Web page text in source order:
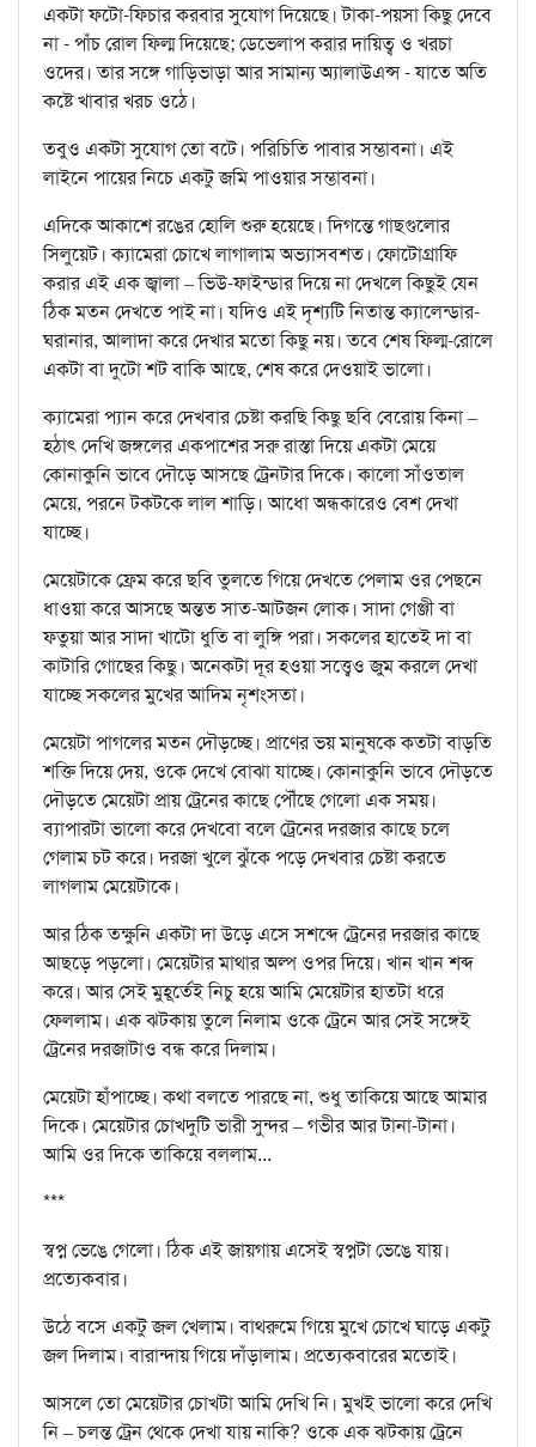
একটা ফটো-ফিচার করবার সুযোগ দিয়েছে। টাকা-পয়সা কিছু দেবে
না - পাঁচ রোল ফিল্ম দিয়েছে; ডেভেলাপ করার দায়িত্ব ও খরচা
ওদের। তার সঙ্গে গাড়িভাড়া আর সামান্য অ্যালাউএন্স - যাতে অতি
কষ্টে খাবার খরচ ওঠে।
তবুও একটা সুযোগ তো বটে। পরিচিতি পাবার সম্ভাবনা। এই
লাইনে পায়ের নিচে একটু জমি পাওয়ার সম্ভাবনা।
এদিকে আকাশে রঙের হোলি শুরু হয়েছে। দিগন্তে গাছগুলোর
সিলুয়েট। ক্যামেরা চোখে লাগালাম অভ্যাসবশত। ফোটোগ্রাফি
করার এই এক জ্বালা – ভিউ-ফাইন্ডার দিয়ে না দেখলে কিছুই যেন
ঠিক মতন দেখতে পাই না। যদিও এই দৃশ্যটি নিতান্ত ক্যালেন্ডার-
ঘরানার, আলাদা করে দেখার মতো কিছু নয়। তবে শেষ ফিল্ম-রোলে
একটা বা দুটো শট বাকি আছে, শেষ করে দেওয়াই ভালো।
ক্যামেরা প্যান করে দেখবার চেষ্টা করছি কিছু ছবি বেরোয় কিনা –
হঠাৎ দেখি জঙ্গলের একপাশের সরু রাস্তা দিয়ে একটা মেয়ে
কোনাকুনি ভাবে দৌড়ে আসছে ট্রেনটার দিকে। কালো সাঁওতাল
মেয়ে, পরনে টকটকে লাল শাড়ি। আধো অন্ধকারেও বেশ দেখা
যাচ্ছে।
মেয়েটাকে ফ্রেম করে ছবি তুলতে গিয়ে দেখতে পেলাম ওর পেছনে
ধাওয়া করে আসছে অন্তত সাত-আটজন লোক। সাদা গেঞ্জী বা
ফতুয়া আর সাদা খাটো ধুতি বা লুঙ্গি পরা। সকলের হাতেই দা বা
কাটারি গোছের কিছু। অনেকটা দূর হওয়া সত্ত্বেও জুম করলে দেখা
যাচ্ছে সকলের মুখের আদিম নৃশংসতা।
মেয়েটা পাগলের মতন দৌড়চ্ছে। প্রাণের ভয় মানুষকে কতটা বাড়তি
শক্তি দিয়ে দেয়, ওকে দেখে বোঝা যাচ্ছে। কোনাকুনি ভাবে দৌড়তে
দৌড়তে মেয়েটা প্রায় ট্রেনের কাছে পৌঁছে গেলো এক সময়।
ব্যাপারটা ভালো করে দেখবো বলে ট্রেনের দরজার কাছে চলে
গেলাম চট করে। দরজা খুলে ঝুঁকে পড়ে দেখবার চেষ্টা করতে
লাগলাম মেয়েটাকে।
আর ঠিক তক্ষুনি একটা দা উড়ে এসে সশব্দে ট্রেনের দরজার কাছে
আছড়ে পড়লো। মেয়েটার মাথার অল্প ওপর দিয়ে। খান খান শব্দ
করে। আর সেই মুহূর্তেই নিচু হয়ে আমি মেয়েটার হাতটা ধরে
ফেললাম। এক ঝটকায় তুলে নিলাম ওকে ট্রেনে আর সেই সঙ্গেই
ট্রেনের দরজাটাও বন্ধ করে দিলাম।
মেয়েটা হাঁপাচ্ছে। কথা বলতে পারছে না, শুধু তাকিয়ে আছে আমার
দিকে। মেয়েটার চোখদুটি ভারী সুন্দর – গভীর আর টানা-টানা।
আমি ওর দিকে তাকিয়ে বললাম...
***
স্বপ্ন ভেঙে গেলো। ঠিক এই জায়গায় এসেই স্বপ্নটা ভেঙে যায়।
প্রত্যেকবার।
উঠে বসে একটু জল খেলাম। বাথরুমে গিয়ে মুখে চোখে ঘাড়ে একটু
জল দিলাম। বারান্দায় গিয়ে দাঁড়ালাম। প্রত্যেকবারের মতোই।
আসলে তো মেয়েটার চোখটা আমি দেখি নি। মুখই ভালো করে দেখি
নি – চলন্ত ট্রেন থেকে দেখা যায় নাকি? ওকে এক ঝটকায় ট্রেনে